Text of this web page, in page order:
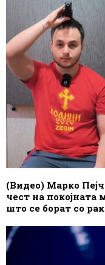
(Видео) Марко
чест на покојната
што се борат со рак